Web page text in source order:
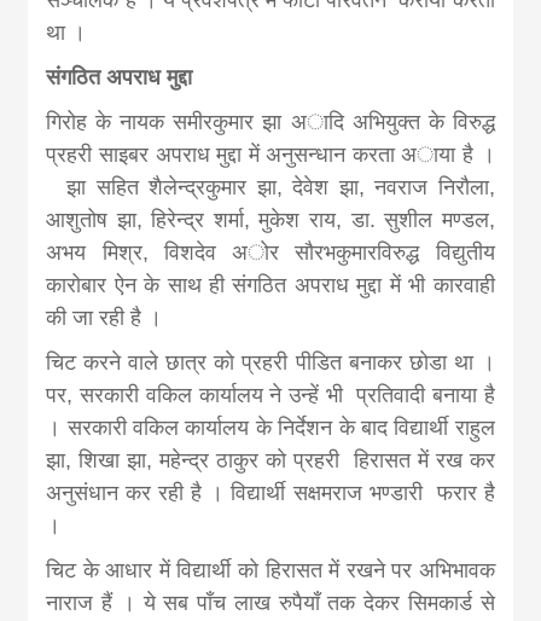
था ।
संगठित अपराध मुद्दा
गिरोह के नायक समीरकुमार झा अादि अभियुक्त के विरुद्ध
प्रहरी साइबर अपराध मुद्दा में अनुसन्धान करता अाया है ।
झा सहित शैलेन्द्रकुमार झा, देवेश झा, नवराज निरौला,
आशुतोष झा, हिरेन्द्र शर्मा, मुकेश राय, डा. सुशील मण्डल,
अभय मिश्र, विशदेव अाेर सौरभकुमारविरुद्ध विद्युतीय
कारोबार ऐन के साथ ही संगठित अपराध मुद्दा में भी कारवाही
की जा रही है ।
चिट करने वाले छात्र काे प्रहरी पीडित बनाकर छाेडा था ।
पर, सरकारी वकिल कार्यालय ने उन्हें भी प्रतिवादी बनाया है
। सरकारी वकिल कार्यालय के निर्देशन के बाद विद्यार्थी राहुल
झा, शिखा झा, महेन्द्र ठाकुर काे प्रहरी हिरासत में रख कर
अनुसंधान कर रही है । विद्यार्थी सक्षमराज भण्डारी फरार है
।
चिट के आधार में विद्यार्थी काे हिरासत में रखने पर अभिभावक
नाराज हैं । ये सब पाँच लाख रुपैयाँ तक देकर सिमकार्ड से